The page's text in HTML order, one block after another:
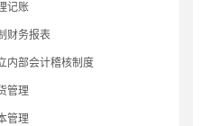
记账
财务报表
内部会计稽核制度
管理
管理